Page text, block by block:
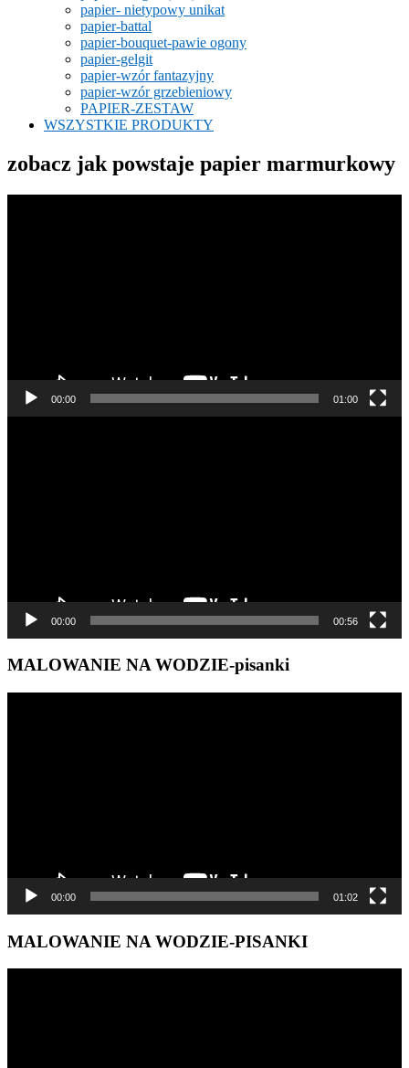
papier- nietypowy unikat
papier-battal
papier-bouquet-pawie ogony
papier-gelgit
papier-wzór fantazyjny
papier-wzór grzebieniowy
PAPIER-ZESTAW
WSZYSTKIE PRODUKTY
zobacz jak powstaje papier marmurkowy
00:00 01:00
00:00 00:56
MALOWANIE NA WODZIE-pisanki
00:00 01:02
MALOWANIE NA WODZIE-PISANKI